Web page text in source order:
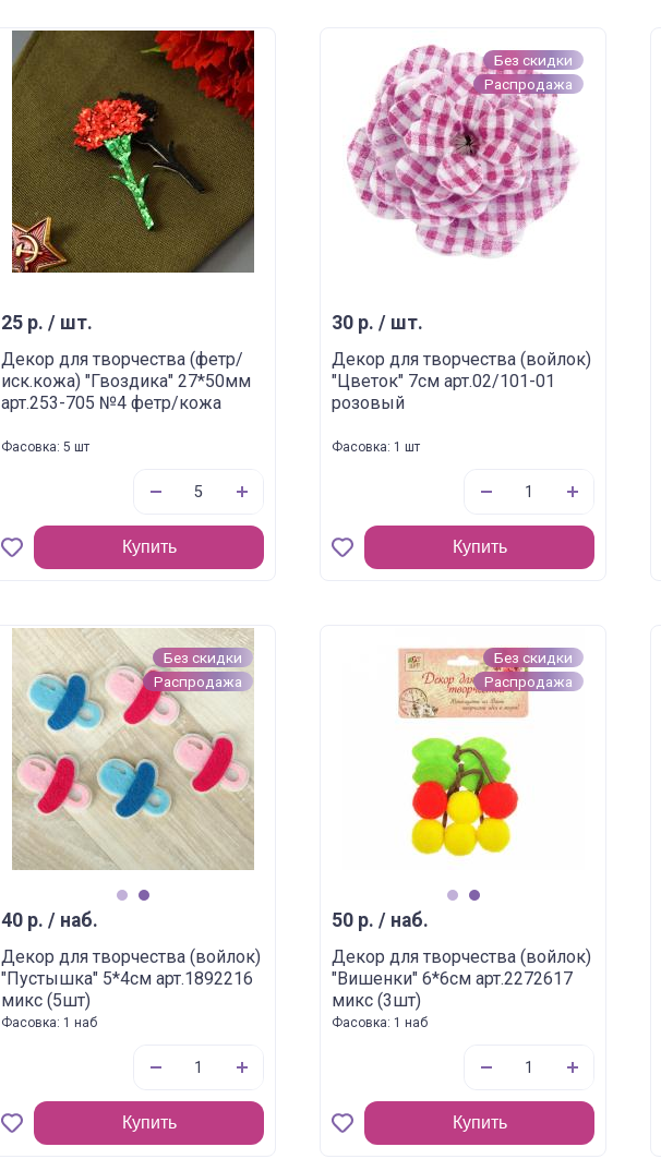
25 р. / шт.
Декор для творчества (фетр/
иск.кожа) "Гвоздика" 27*50мм
арт.253-705 №4 фетр/кожа
Фасовка: 5 шт
Купить
Без скидки
Распродажа
30 р. / шт.
Декор для творчества (войлок)
"Цветок" 7см арт.02/101-01
розовый
Фасовка: 1 шт
Купить
Без скидки
Распродажа
40 р. / наб.
Декор для творчества (войлок)
"Пустышка" 5*4см арт.1892216
микс (5шт)
Фасовка: 1 наб
Купить
Без скидки
Распродажа
50 р. / наб.
Декор для творчества (войлок)
"Вишенки" 6*6см арт.2272617
микс (3шт)
Фасовка: 1 наб
Купить